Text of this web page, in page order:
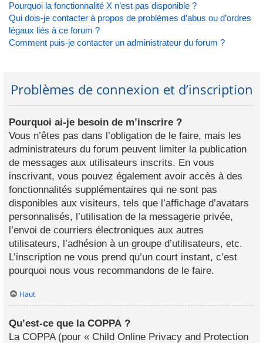
Pourquoi la fonctionnalité X n’est pas disponible ?
Qui dois-je contacter à propos de problèmes d’abus ou d’ordres
légaux liés à ce forum ?
Comment puis-je contacter un administrateur du forum ?
Problèmes de connexion et d’inscription
Pourquoi ai-je besoin de m’inscrire ?
Vous n’êtes pas dans l’obligation de le faire, mais les
administrateurs du forum peuvent limiter la publication
de messages aux utilisateurs inscrits. En vous
inscrivant, vous pouvez également avoir accès à des
fonctionnalités supplémentaires qui ne sont pas
disponibles aux visiteurs, tels que l’affichage d’avatars
personnalisés, l’utilisation de la messagerie privée,
l’envoi de courriers électroniques aux autres
utilisateurs, l’adhésion à un groupe d’utilisateurs, etc.
L’inscription ne vous prend qu’un court instant, c’est
pourquoi nous vous recommandons de le faire.
Haut
Qu’est-ce que la COPPA ?
La COPPA (pour « Child Online Privacy and Protection